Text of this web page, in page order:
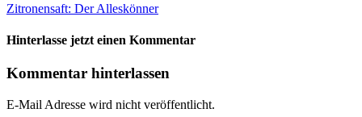
Zitronensaft: Der Alleskönner
Hinterlasse jetzt einen Kommentar
Kommentar hinterlassen
E-Mail Adresse wird nicht veröffentlicht.